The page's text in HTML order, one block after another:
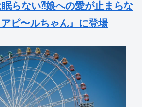
らない⁈娘への愛が止まらな
ピ〜ルちゃん』に登場